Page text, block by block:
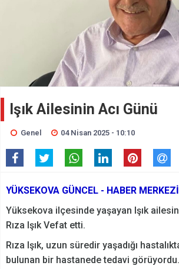
Işık Ailesinin Acı Günü
Genel 04 Nisan 2025 - 10:10
YÜKSEKOVA GÜNCEL - HABER MERKEZİ
Yüksekova ilçesinde yaşayan Işık
Rıza Işık Vefat etti.
Rıza Işık, uzun süredir yaşadığı
bulunan bir hastanede tedavi görüyordu.